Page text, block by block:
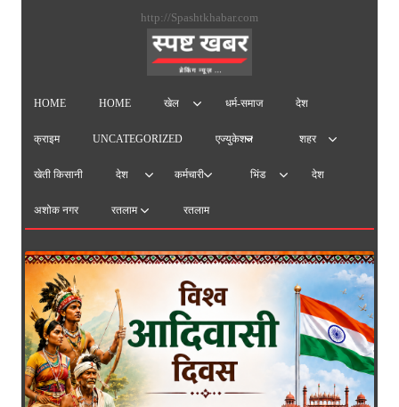
http://Spashtkhabar.com
HOME HOME खेल धर्म-समाज देश
क्राइम UNCATEGORIZED एज्युकेशन शहर
खेती किसानी देश कर्मचारी भिंड देश
अशोक नगर रतलाम रतलाम